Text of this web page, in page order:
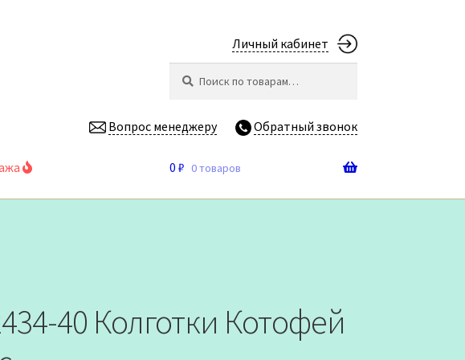
Личный кабинет
Вопрос менеджеру Обратный звонок
0 ₽ 0 товаров
40 Колготки Котофей